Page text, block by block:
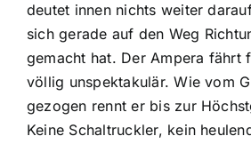
deutet innen nichts weiter
sich gerade auf den Weg
gemacht hat. Der Ampera fährt
völlig unspektakulär. Wie vom
gezogen rennt er bis zur
Keine Schaltruckler, kein